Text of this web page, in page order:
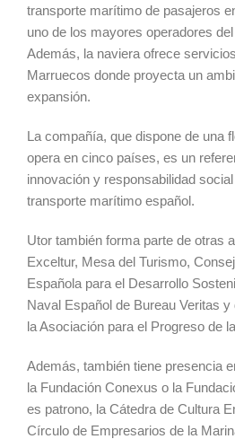
transporte marítimo de pasajeros
uno de los mayores operadores del
Además, la naviera ofrece
Marruecos donde proyecta un
expansión.
La compañía, que dispone de una
opera en cinco países, es un
innovación y responsabilidad
transporte marítimo español.
Utor también forma parte de otras
Exceltur, Mesa del Turismo,
Española para el Desarrollo
Naval Español de Bureau Veritas
la Asociación para el Progreso de
Además, también tiene presencia
la Fundación Conexus o la
es patrono, la Cátedra de Cultura
Círculo de Empresarios de la